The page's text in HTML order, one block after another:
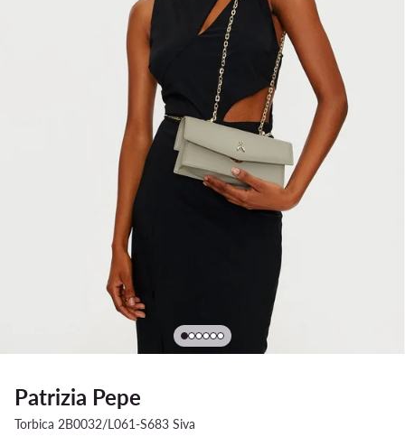
Patrizia Pepe
Torbica 2B0032/L061-S683 Siva